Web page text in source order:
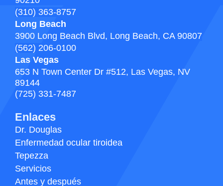
(310) 363-8757
Long Beach
3900 Long Beach Blvd, Long Beach, CA 90807
(562) 206-0100
Las Vegas
653 N Town Center Dr #512, Las Vegas, NV
89144
(725) 331-7487
Enlaces
Dr. Douglas
Enfermedad ocular tiroidea
Tepezza
Servicios
Antes y después